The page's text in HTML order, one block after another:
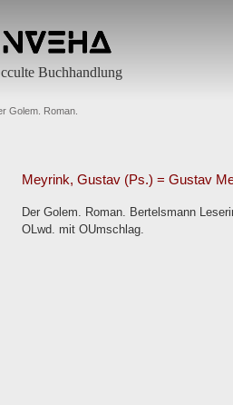
Buchhandlung
Golem. Roman.
Meyrink, Gustav (Ps.) = Gustav
Der Golem. Roman. Bertelsmann
OLwd. mit OUmschlag.